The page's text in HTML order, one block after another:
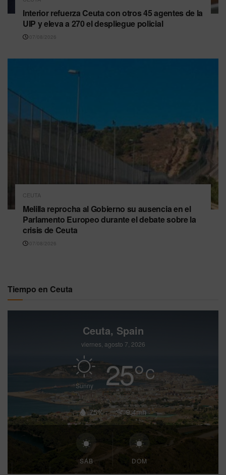
Interior refuerza Ceuta con otros 45 agentes de la
UIP y eleva a 270 el despliegue policial
07/08/2026
CEUTA
Melilla reprocha al Gobierno su ausencia en el
Parlamento Europeo durante el debate sobre la
crisis de Ceuta
07/08/2026
Tiempo en Ceuta
Ceuta, Spain
viernes, agosto 7, 2026
Sunny 25°C
75% 9.4mh
SÁB DOM